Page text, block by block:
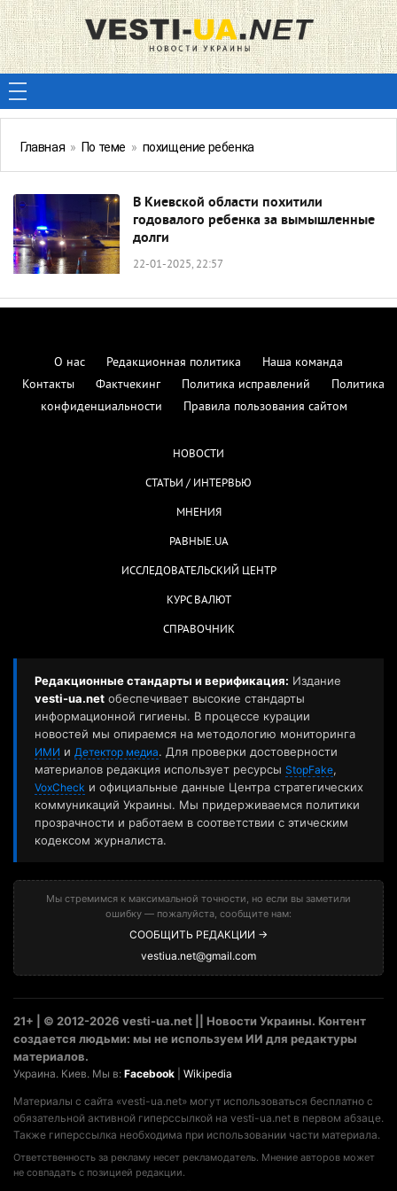
Главная » По теме » похищение ребенка
В Киевской области похитили
годовалого ребенка за вымышленные
долги
22-01-2025, 22:57
О нас Редакционная политика
Наша команда
Контакты
Фактчекинг Политика исправлений
Политика
конфиденциальности
Правила пользования сайтом
НОВОСТИ
СТАТЬИ / ИНТЕРВЬЮ
МНЕНИЯ
РАВНЫЕ.UA
ИССЛЕДОВАТЕЛЬСКИЙ ЦЕНТР
КУРС ВАЛЮТ
СПРАВОЧНИК
Редакционные стандарты и верификация: Издание
vesti-ua.net обеспечивает высокие стандарты
информационной гигиены. В процессе курации
новостей мы опираемся на методологию мониторинга
ИМИ и Детектор медиа. Для проверки достоверности
материалов редакция использует ресурсы StopFake,
VoxCheck и официальные данные Центра стратегических
коммуникаций Украины. Мы придерживаемся политики
прозрачности и работаем в соответствии с этическим
кодексом журналиста.
Мы стремимся к максимальной точности, но если вы заметили
ошибку — пожалуйста, сообщите нам:
СООБЩИТЬ РЕДАКЦИИ →
vestiua.net@gmail.com
21+ | © 2012-2026 vesti-ua.net || Новости Украины. Контент
создается людьми: мы не используем ИИ для редактуры
материалов.
Украина. Киев. Мы в: Facebook Wikipedia
Материалы с сайта «vesti-ua.net» могут использоваться бесплатно с
обязательной активной гиперссылкой на vesti-ua.net в первом абзаце.
Также гиперссылка необходима при использовании части материала.
Ответственность за рекламу несет рекламодатель. Мнение авторов может
не совпадать с позицией редакции.